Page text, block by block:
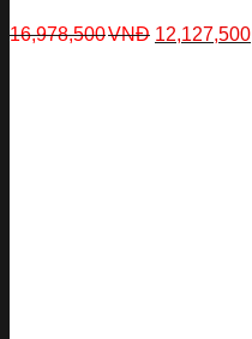
16,978,500VNĐ 12,127,500